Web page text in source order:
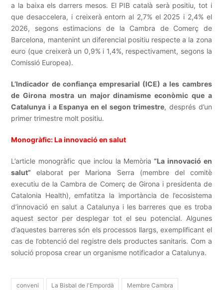
a la baixa els darrers mesos. El PIB català serà positiu, tot i
que desaccelera, i creixerà entorn al 2,7% el 2025 i 2,4% el
2026, segons estimacions de la Cambra de Comerç de
Barcelona, mantenint un diferencial positiu respecte a la zona
euro (que creixerà un 0,9% i 1,4%, respectivament, segons la
Comissió Europea).
L’Indicador de confiança empresarial (ICE) a les cambres
de Girona mostra un major dinamisme econòmic que a
Catalunya i a Espanya en el segon trimestre, després d’un
primer trimestre molt positiu.
Monogràfic: La innovació en salut
L’article monogràfic que inclou la Memòria “La innovació en
salut” elaborat per Mariona Serra (membre del comitè
executiu de la Cambra de Comerç de Girona i presidenta de
Catalonia Health), emfatitza la importància de l’ecosistema
d’innovació en salut a Catalunya i les barreres que es troba
aquest sector per desplegar tot el seu potencial. Algunes
d’aquestes barreres són els processos llargs, exemplificant el
cas de l’obtenció del registre dels productes sanitaris. Com a
solució proposa crear un organisme notificador a Catalunya.
conveni La Bisbal de l'Empordà Membre Cambra